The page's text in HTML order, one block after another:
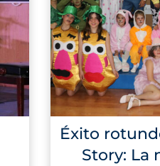
Éxito
Story: La